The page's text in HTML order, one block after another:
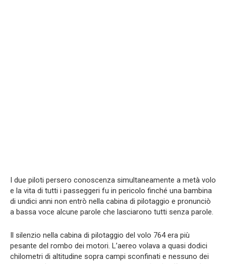
I due piloti persero conoscenza simultaneamente a metà volo
e la vita di tutti i passeggeri fu in pericolo finché una bambina
di undici anni non entrò nella cabina di pilotaggio e pronunciò
a bassa voce alcune parole che lasciarono tutti senza parole.
Il silenzio nella cabina di pilotaggio del volo 764 era più
pesante del rombo dei motori. L’aereo volava a quasi dodici
chilometri di altitudine sopra campi sconfinati e nessuno dei